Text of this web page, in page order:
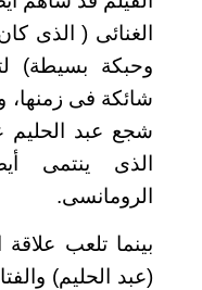
الغنائى ( الذى
وحبكة بسيطة)
شائكة فى زمنها،
شجع عبد الحليم
الذى ينتمى
الرومانسى.
بينما تلعب
(عبد الحليم)